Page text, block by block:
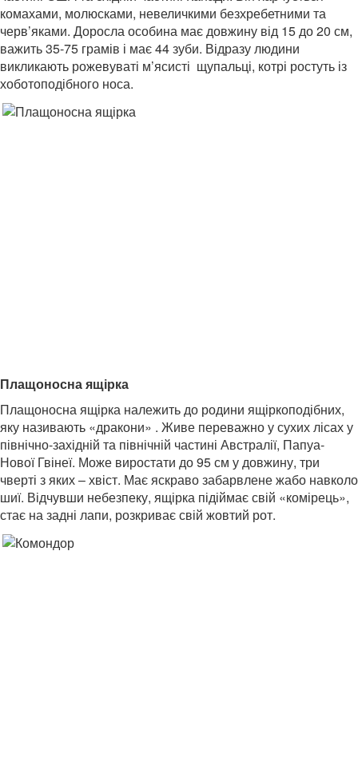
комахами, молюсками, невеличкими безхребетними та
черв’яками. Доросла особина має довжину від 15 до 20 см,
важить 35-75 грамів і має 44 зуби. Відразу людини
викликають рожевуваті м’ясисті щупальці, котрі ростуть із
хоботоподібного носа.
Плащоносна ящірка
Плащоносна ящірка належить до родини ящіркоподібних,
яку називають «дракони» . Живе переважно у сухих лісах у
північно-західній та північній частині Австралії, Папуа-
Нової Гвінеї. Може виростати до 95 см у довжину, три
чверті з яких – хвіст. Має яскраво забарвлене жабо навколо
шиї. Відчувши небезпеку, ящірка підіймає свій «комірець»,
стає на задні лапи, розкриває свій жовтий рот.